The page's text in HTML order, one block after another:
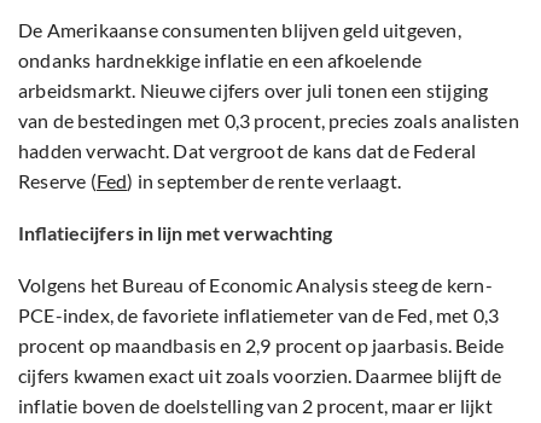
De Amerikaanse consumenten blijven geld uitgeven,
ondanks hardnekkige inflatie en een afkoelende
arbeidsmarkt. Nieuwe cijfers over juli tonen een stijging
van de bestedingen met 0,3 procent, precies zoals analisten
hadden verwacht. Dat vergroot de kans dat de Federal
Reserve (Fed) in september de rente verlaagt.
Inflatiecijfers in lijn met verwachting
Volgens het Bureau of Economic Analysis steeg de kern-
PCE-index, de favoriete inflatiemeter van de Fed, met 0,3
procent op maandbasis en 2,9 procent op jaarbasis. Beide
cijfers kwamen exact uit zoals voorzien. Daarmee blijft de
inflatie boven de doelstelling van 2 procent, maar er lijkt